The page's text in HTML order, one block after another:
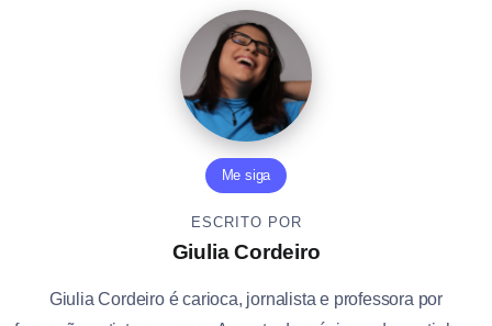
Me siga
ESCRITO POR
Giulia Cordeiro
Giulia Cordeiro é carioca, jornalista e professora por